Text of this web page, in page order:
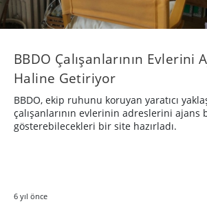
BBDO Çalışanlarının Evlerini
Haline Getiriyor
BBDO, ekip ruhunu koruyan yaratıcı
çalışanlarının evlerinin adreslerini ajans
gösterebilecekleri bir site hazırladı.
6 yıl önce